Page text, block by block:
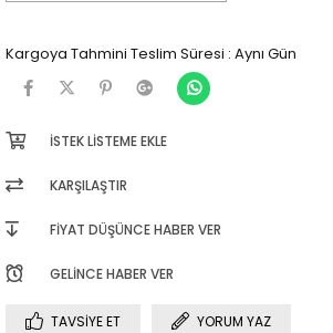
Kargoya Tahmini Teslim Süresi : Aynı Gün
İSTEK LISTEME EKLE
KARŞILAŞTIR
FIYAT DÜŞÜNCE HABER VER
GELINCE HABER VER
TAVSIYE ET
YORUM YAZ